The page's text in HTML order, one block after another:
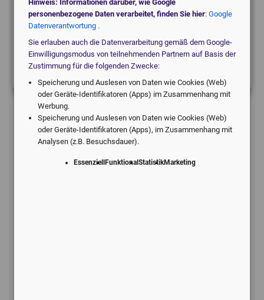
domainKlinik / MVZ
local_hospitalEtwas anderes
Angebote vom digitalen Marktführer.
Hinweis: Informationen darüber, wie Google
personenbezogene Daten verarbeitet, finden Sie hier: Google
Datenverantwortung .
Sie erlauben auch die Datenverarbeitung gemäß dem Google-
Einwilligungsmodus von teilnehmenden Partnern auf Basis der
Zustimmung für die folgenden Zwecke:
Speicherung und Auslesen von Daten wie Cookies (Web)
oder Geräte-Identifikatoren (Apps) im Zusammenhang mit
Werbung.
Speicherung und Auslesen von Daten wie Cookies (Web)
oder Geräte-Identifikatoren (Apps), im Zusammenhang mit
Analysen (z.B. Besuchsdauer).
EssenziellFunktionalStatistikMarketing